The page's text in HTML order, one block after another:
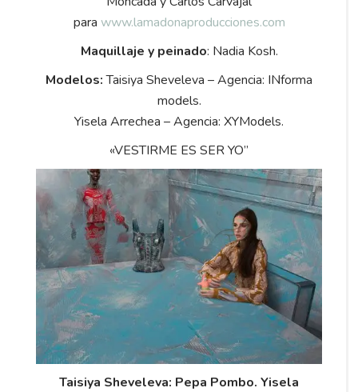
para www.lamadonaproducciones.com
Maquillaje y peinado: Nadia Kosh.
Modelos:Taisiya Sheveleva – Agencia: INforma
models.
Yisela Arrechea – Agencia: XYModels.
«VESTIRME ES SER YO”
Taisiya Sheveleva: Pepa Pombo. Yisela